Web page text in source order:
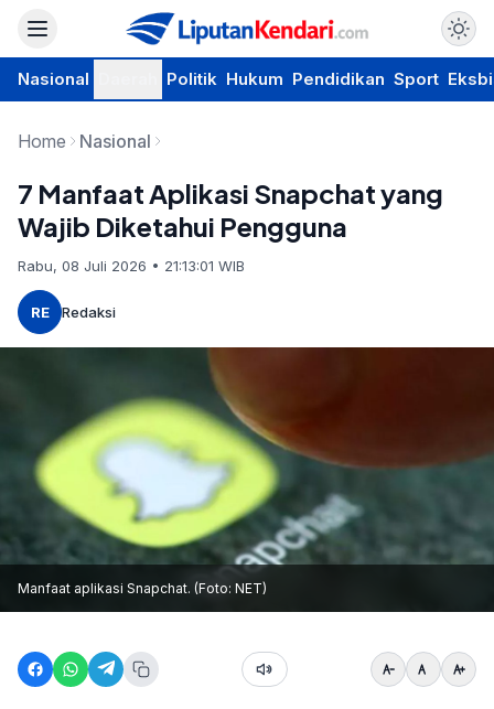
Nasional Politik Hukum Pendidikan Sport
Home Nasional
7 Manfaat Aplikasi Snapchat yang
Wajib Diketahui Pengguna
Rabu, 08 Juli 2026 • 21:13:01 WIB
RE Redaksi
Manfaat aplikasi Snapchat. (Foto: NET)